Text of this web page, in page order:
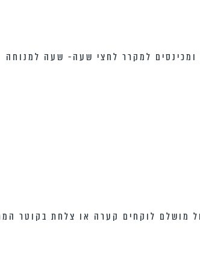
ומכינסים למקרר לחצי שעה- שעה למנוחה
לעיגול בקוטר 7-10 ס”מ, לעיגול מושלם לוקחים קערה או